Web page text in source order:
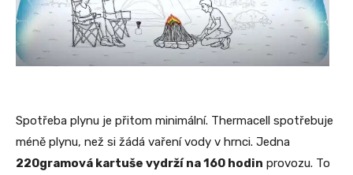
Spotřeba plynu je přitom minimální. Thermacell spotřebuje
méně plynu, než si žádá vaření vody v hrnci. Jedna
220gramová kartuše vydrží na 160 hodin provozu. To